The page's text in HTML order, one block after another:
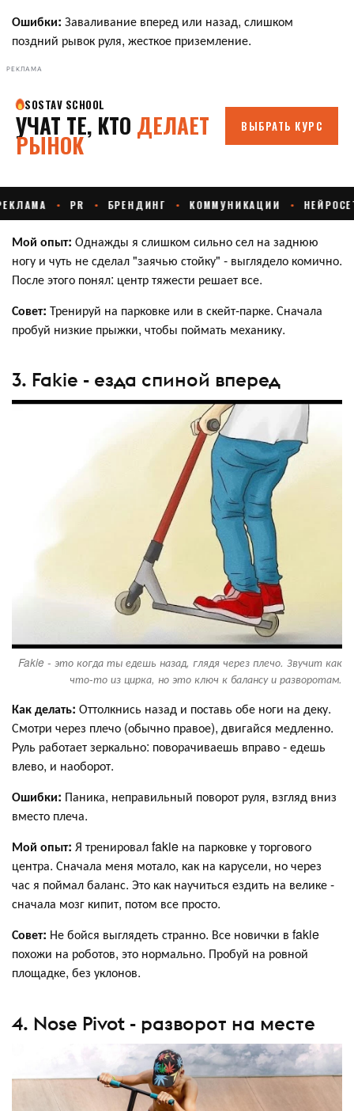
Ошибки: Заваливание вперед или назад, слишком
поздний рывок руля, жесткое приземление.
РЕКЛАМА
Мой опыт: Однажды я слишком сильно сел на заднюю
ногу и чуть не сделал "заячью стойку" - выглядело комично.
После этого понял: центр тяжести решает все.
Совет: Тренируй на парковке или в скейт-парке. Сначала
пробуй низкие прыжки, чтобы поймать механику.
3. Fakie - езда спиной вперед
Fakie - это когда ты едешь назад, глядя через плечо. Звучит как
что-то из цирка, но это ключ к балансу и разворотам.
Как делать: Оттолкнись назад и поставь обе ноги на деку.
Смотри через плечо (обычно правое), двигайся медленно.
Руль работает зеркально: поворачиваешь вправо - едешь
влево, и наоборот.
Ошибки: Паника, неправильный поворот руля, взгляд вниз
вместо плеча.
Мой опыт: Я тренировал fakie на парковке у торгового
центра. Сначала меня мотало, как на карусели, но через
час я поймал баланс. Это как научиться ездить на велике -
сначала мозг кипит, потом все просто.
Совет: Не бойся выглядеть странно. Все новички в fakie
похожи на роботов, это нормально. Пробуй на ровной
площадке, без уклонов.
4. Nose Pivot - разворот на месте